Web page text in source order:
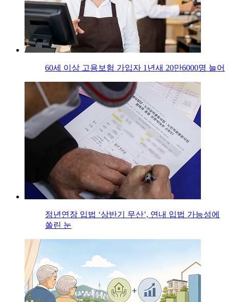
60세 이상 고용보험 가입자 1년새 20만6000명 늘어
정년연장 입법 ‘상반기 무산’, 연내 입법 가능성에
쏠린 눈